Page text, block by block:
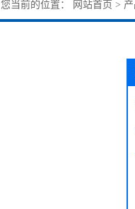
您当前的位置： 网站首页 >